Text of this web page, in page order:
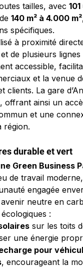
tailles, avec
140 m² à 4.000 m²
spécifiques.
à proximité
et de plusieurs
accessible,
et la venue
clients. La gare
, offrant ainsi un
et une
région.
durable et vert
Green Business
de travail
engagée
neutre en
:
sur les toits
une énergie
pour
, encourageant la